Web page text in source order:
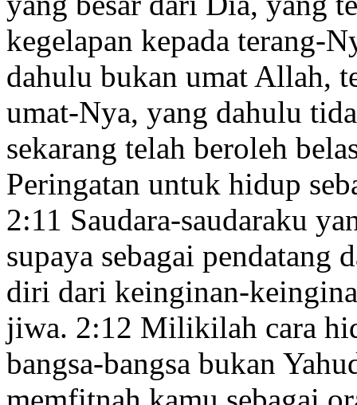
kegelapan kepada terang-
dahulu bukan umat Allah,
umat-Nya, yang dahulu
sekarang telah beroleh
Peringatan untuk hidup
2:11 Saudara-saudaraku
supaya sebagai pendatang
diri dari keinginan-
jiwa. 2:12 Milikilah cara
bangsa-bangsa bukan